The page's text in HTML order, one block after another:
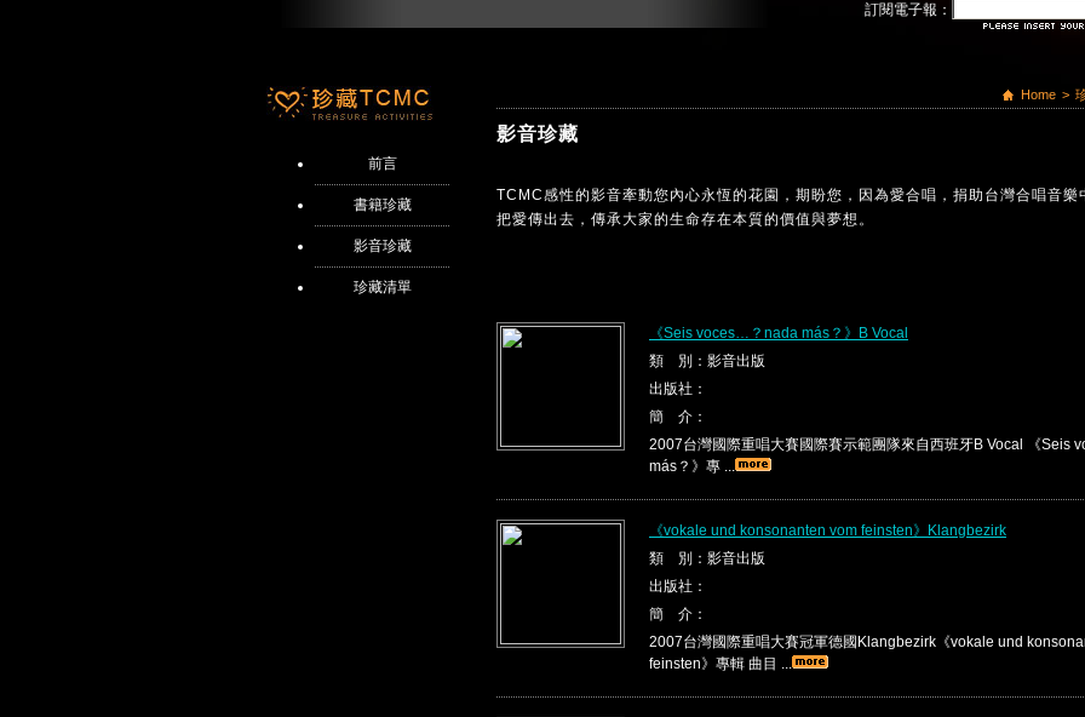
訂閱電子報：
前言
書籍珍藏
影音珍藏
珍藏清單
Home >
影音珍藏
TCMC感性的影音牽動您內心永恆的花園，期盼您，因為愛合唱，捐助台灣合唱音樂
把愛傳出去，傳承大家的生命存在本質的價值與夢想。
《Seis voces…？nada más？》B Vocal
類 別：影音出版
出版社：
簡 介：
2007台灣國際重唱大賽國際賽示範團隊來自西班牙B Vocal 《Seis
más？》專 ...
《vokale und konsonanten vom feinsten》Klangbezirk
類 別：影音出版
出版社：
簡 介：
2007台灣國際重唱大賽冠軍德國Klangbezirk《vokale und
feinsten》專輯 曲目 ...